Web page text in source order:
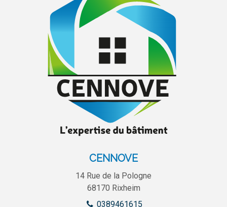
CENNOVE
14 Rue de la Pologne
68170 Rixheim
0389461615